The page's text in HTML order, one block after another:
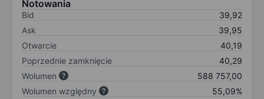
Notowania
Bid
39,92
Ask
39,95
Otwarcie
40,19
Poprzednie zamknięcie
40,29
Wolumen
588 757,00
Wolumen względny
55,09%